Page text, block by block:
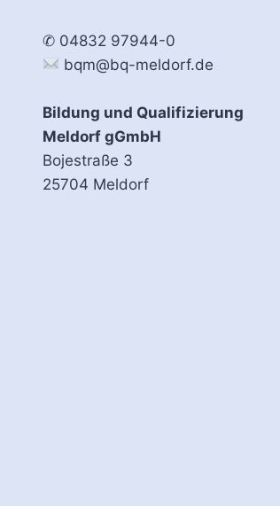
✆ 04832 97944-0
bqm@bq-meldorf.de
Bildung und Qualifizierung
Meldorf gGmbH
Bojestraße 3
25704 Meldorf